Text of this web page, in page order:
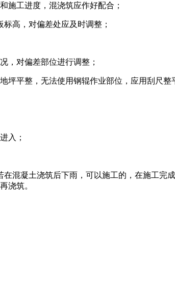
和施工进度，混浇筑应作好配合；
标高，对偏差处应及时调整；
况，对偏差部位进行调整；
平整，无法使用钢辊作业部位，应用刮尺整
入；
凝土浇筑后下雨，可以施工的，在施工完
浇筑。